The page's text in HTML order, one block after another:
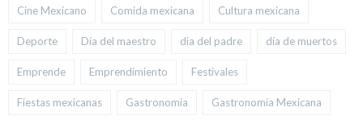
Cine Mexicano Comida mexicana Cultura mexicana
Deporte Día del maestro día del padre día de muertos
Emprende Emprendimiento Festivales
Fiestas mexicanas Gastronomía Gastronomía Mexicana